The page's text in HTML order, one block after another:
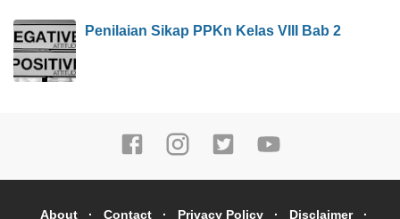
Penilaian Sikap PPKn Kelas VIII Bab 2
About Contact Privacy Policy Disclaimer